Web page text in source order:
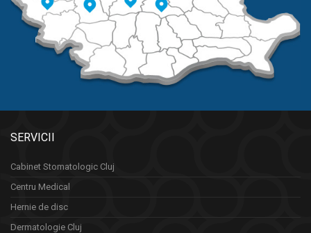
SERVICII
Cabinet Stomatologic Cluj
Centru Medical
Hernie de disc
Dermatologie Cluj